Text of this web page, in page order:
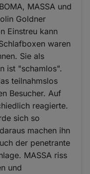
MASSA und
Goldner
Einstreu kann
waren
Sie als
ist "schamlos".
teilnahmslos
Besucher. Auf
reagierte.
sich so
machen ihn
der penetrante
MASSA riss
und